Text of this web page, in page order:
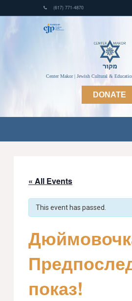
(617) 771-4870
Center Makor | Jewish Cultural &
DONATE
« All Events
This event has passed.
показ!